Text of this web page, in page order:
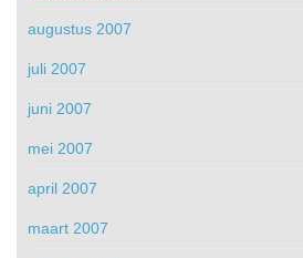
augustus 2007
juli 2007
juni 2007
mei 2007
april 2007
maart 2007